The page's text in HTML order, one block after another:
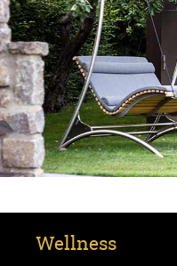
Wellness